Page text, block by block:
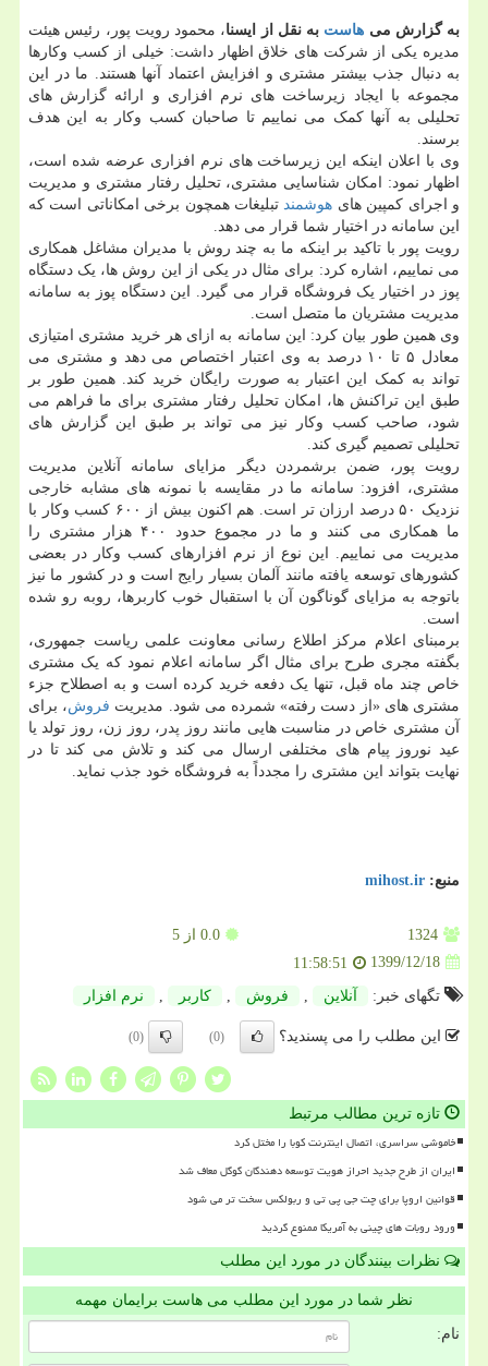
به گزارش می هاست به نقل از ایسنا، محمود رویت پور، رئیس هیئت
مدیره یکی از شرکت های خلاق اظهار داشت: خیلی از کسب وکارها
به دنبال جذب بیشتر مشتری و افزایش اعتماد آنها هستند. ما در این
مجموعه با ایجاد زیرساخت های نرم افزاری و ارائه گزارش های
تحلیلی به آنها کمک می نماییم تا صاحبان کسب وکار به این هدف
برسند.
وی با اعلان اینکه این زیرساخت های نرم افزاری عرضه شده است،
اظهار نمود: امکان شناسایی مشتری، تحلیل رفتار مشتری و مدیریت
و اجرای کمپین های هوشمندتبلیغات همچون برخی امکاناتی است که
این سامانه در اختیار شما قرار می دهد.
رویت پور با تاکید بر اینکه ما به چند روش با مدیران مشاغل همکاری
می نماییم، اشاره کرد: برای مثال در یکی از این روش ها، یک دستگاه
پوز در اختیار یک فروشگاه قرار می گیرد. این دستگاه پوز به سامانه
مدیریت مشتریان ما متصل است.
وی همین طور بیان کرد: این سامانه به ازای هر خرید مشتری امتیازی
معادل ۵ تا ۱۰ درصد به وی اعتبار اختصاص می دهد و مشتری می
تواند به کمک این اعتبار به صورت رایگان خرید کند. همین طور بر
طبق این تراکنش ها، امکان تحلیل رفتار مشتری برای ما فراهم می
شود، صاحب کسب وکار نیز می تواند بر طبق این گزارش های
تحلیلی تصمیم گیری کند.
رویت پور، ضمن برشمردن دیگر مزایای سامانه آنلاین مدیریت
مشتری، افزود: سامانه ما در مقایسه با نمونه های مشابه خارجی
نزدیک ۵۰ درصد ارزان تر است. هم اکنون بیش از ۶۰۰ کسب وکار با
ما همکاری می کنند و ما در مجموع حدود ۴۰۰ هزار مشتری را
مدیریت می نماییم. این نوع از نرم افزارهای کسب وکار در بعضی
کشورهای توسعه یافته مانند آلمان بسیار رایج است و در کشور ما نیز
باتوجه به مزایای گوناگون آن با استقبال خوب کاربرها، روبه رو شده
است.
برمبنای اعلام مرکز اطلاع رسانی معاونت علمی ریاست جمهوری،
بگفته مجری طرح برای مثال اگر سامانه اعلام نمود که یک مشتری
خاص چند ماه قبل، تنها یک دفعه خرید کرده است و به اصطلاح جزء
مشتری های «از دست رفته» شمرده می شود. مدیریت فروش، برای
آن مشتری خاص در مناسبت هایی مانند روز پدر، روز زن، روز تولد یا
عید نوروز پیام های مختلفی ارسال می کند و تلاش می کند تا در
نهایت بتواند این مشتری را مجدداً به فروشگاه خود جذب نماید.
منبع: mihost.ir
1324
0.0 از 5
1399/12/18
11:58:51
تگهای خبر:
آنلاین , فروش , كاربر , نرم افزار
این مطلب را می پسندید؟ (0)
(0)
تازه ترین مطالب مرتبط
خاموشی سراسری، اتصال اینترنت کوبا را مختل کرد
ایران از طرح جدید احراز هویت توسعه دهندگان گوگل معاف شد
قوانین اروپا برای چت جی پی تی و ربولکس سخت تر می شود
ورود روبات های چینی به آمریکا ممنوع گردید
نظرات بینندگان در مورد این مطلب
نظر شما در مورد این مطلب می هاست برایمان مهمه
نام: